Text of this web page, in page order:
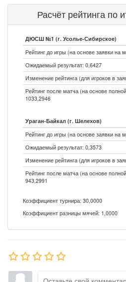
Расчёт рейтинга по
ДЮСШ №1 (г. Усолье-Сибирское)
Рейтинг до игры (на основе заявки на
Ожидаемый результат: 0,6427
Изменение рейтинга (для игроков в
Рейтинг после матча (на основе
1033,2946
Ураган-Байкал (г. Шелехов)
Рейтинг до игры (на основе заявки на
Ожидаемый результат: 0,3573
Изменение рейтинга (для игроков в
Рейтинг после матча (на основе
943,2991
Коэффициент турнира: 30,0000
Коэффициент разницы мячей: 1,0000